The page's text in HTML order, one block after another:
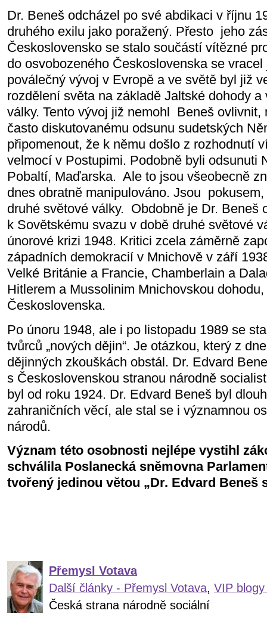
Dr. Beneš odcházel po své abdikaci v říjnu
druhého exilu jako poražený. Přesto jeho
Československo se stalo součástí vítězné
do osvobozeného Československa se
poválečný vývoj v Evropě a ve světě byl již
rozdělení světa na základě Jaltské dohody
války. Tento vývoj již nemohl
Beneš ovlivnit,
často diskutovanému odsunu sudetských
připomenout, že k němu došlo z rozhodnutí
velmocí v Postupimi. Podobně byli odsunuti
Pobaltí, Maďarska. Ale to jsou všeobecně
dnes obratně manipulováno. Jsou
druhé světové války. Obdobně je Dr. Beneš
k Sovětskému svazu v době druhé světové
únorové krizi 1948. Kritici zcela záměrně
západních demokracií v Mnichově v září
Velké Británie a Francie, Chamberlain a
Hitlerem a Mussolinim Mnichovskou
Československa.
Po únoru 1948, ale i po listopadu 1989 se
tvůrců „nových dějin“. Je otázkou, který z
dějinných zkouškách obstál. Dr. Edvard
s Československou stranou národně
byl od roku 1924. Dr. Edvard Beneš byl
zahraničních věcí, ale stal se i významnou
národů.
Význam této osobnosti nejlépe vystihl
schválila Poslanecká sněmovna
tvořený jedinou větou „Dr. Edvard Beneš
Přemysl Votava
Další články - Přemysl Votava, VIP
Česká strana národně sociální